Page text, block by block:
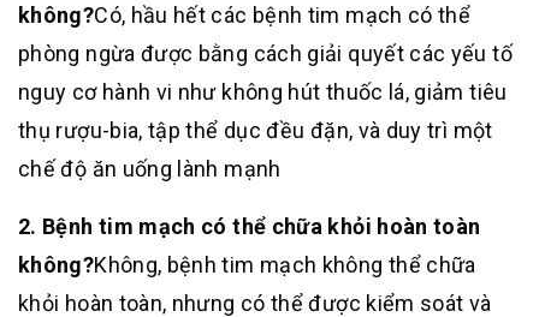
không?Có, hầu hết các bệnh tim mạch có thể
phòng ngừa được bằng cách giải quyết các yếu tố
nguy cơ hành vi như không hút thuốc lá, giảm tiêu
thụ rượu-bia, tập thể dục đều đặn, và duy trì một
chế độ ăn uống lành mạnh
2. Bệnh tim mạch có thể chữa khỏi hoàn toàn
không?Không, bệnh tim mạch không thể chữa
khỏi hoàn toàn, nhưng có thể được kiểm soát và